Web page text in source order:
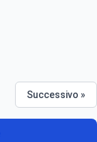
Successivo »